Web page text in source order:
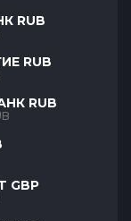
RUB
RUB
RUB
GBP